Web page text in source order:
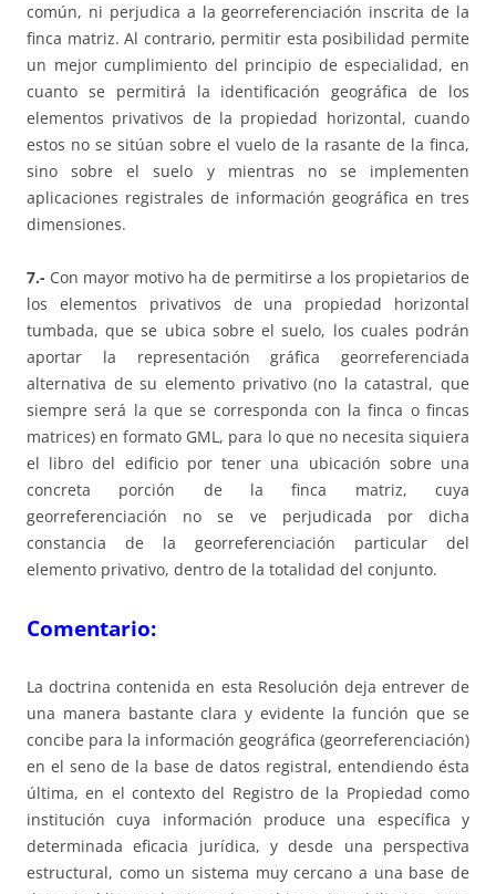
común, ni perjudica a la georreferenciación inscrita de la
finca matriz. Al contrario, permitir esta posibilidad permite
un mejor cumplimiento del principio de especialidad, en
cuanto se permitirá la identificación geográfica de los
elementos privativos de la propiedad horizontal, cuando
estos no se sitúan sobre el vuelo de la rasante de la finca,
sino sobre el suelo y mientras no se implementen
aplicaciones registrales de información geográfica en tres
dimensiones.
7.- Con mayor motivo ha de permitirse a los propietarios de
los elementos privativos de una propiedad horizontal
tumbada, que se ubica sobre el suelo, los cuales podrán
aportar la representación gráfica georreferenciada
alternativa de su elemento privativo (no la catastral, que
siempre será la que se corresponda con la finca o fincas
matrices) en formato GML, para lo que no necesita siquiera
el libro del edificio por tener una ubicación sobre una
concreta porción de la finca matriz, cuya
georreferenciación no se ve perjudicada por dicha
constancia de la georreferenciación particular del
elemento privativo, dentro de la totalidad del conjunto.
Comentario:
La doctrina contenida en esta Resolución deja entrever de
una manera bastante clara y evidente la función que se
concibe para la información geográfica (georreferenciación)
en el seno de la base de datos registral, entendiendo ésta
última, en el contexto del Registro de la Propiedad como
institución cuya información produce una específica y
determinada eficacia jurídica, y desde una perspectiva
estructural, como un sistema muy cercano a una base de